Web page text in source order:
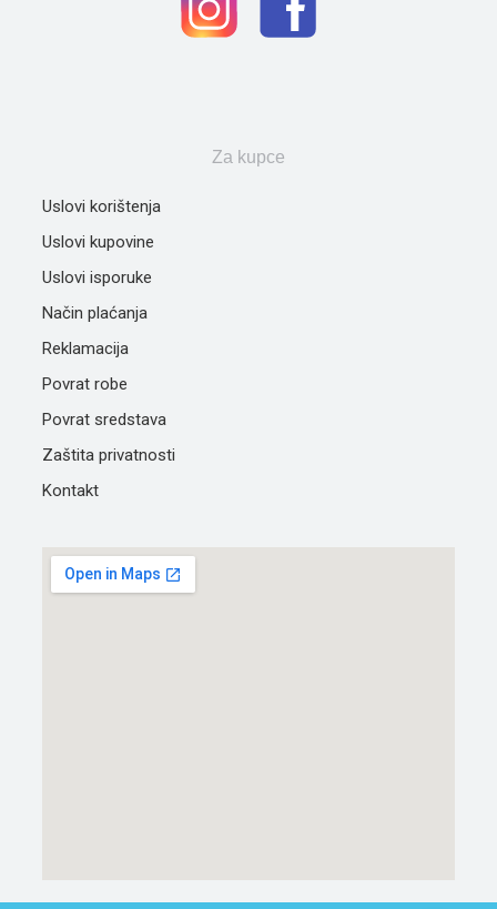
Za kupce
Uslovi korištenja
Uslovi kupovine
Uslovi isporuke
Način plaćanja
Reklamacija
Povrat robe
Povrat sredstava
Zaštita privatnosti
Kontakt